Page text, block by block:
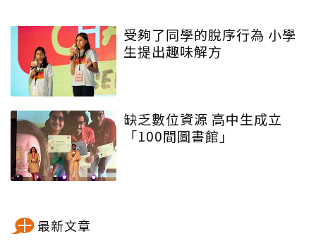
受夠了同學的脫序行為 小學
生提出趣味解方
缺乏數位資源 高中生成立
「100間圖書館」
最新文章